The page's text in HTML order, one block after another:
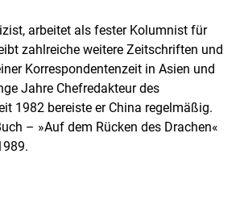
arbeitet als fester Kolumnist für
zahlreiche weitere Zeitschriften und
Korrespondentenzeit in Asien und
Jahre Chefredakteur des
1982 bereiste er China regelmäßig.
– »Auf dem Rücken des Drachen«